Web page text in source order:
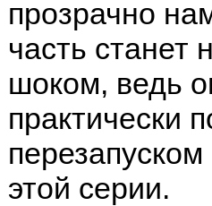
прозрачно
часть станет
шоком, ведь
практически
этой серии.